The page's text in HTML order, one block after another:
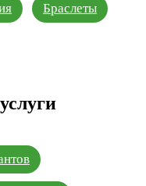
Браслеты